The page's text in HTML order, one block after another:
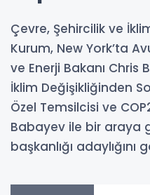
Çevre, Şehircilik ve
Kurum, New York’ta
ve Enerji Bakanı Chris
İklim Değişikliğinden
Özel Temsilcisi ve
Babayev ile bir araya
başkanlığı adaylığını